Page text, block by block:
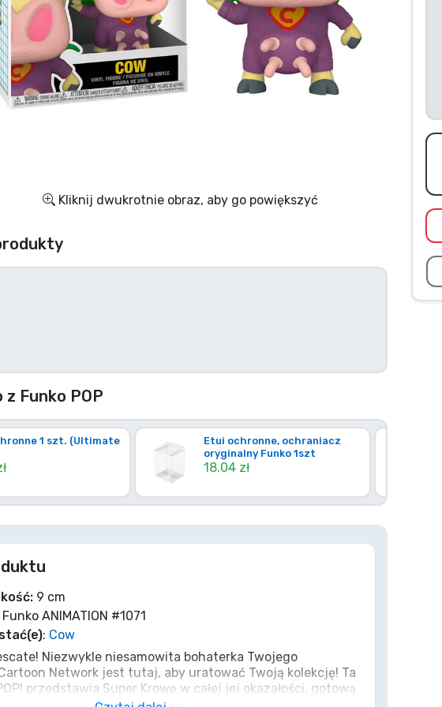
Kliknij dwukrotnie obraz, aby go powiększyć
z Funko POP
1 szt. (Ultimate
Etui ochronne, ochraniacz
oryginalny Funko 1szt
18.04 zł
9 cm
Funko ANIMATION #1071
: Cow
Niezwykle niesamowita bohaterka Twojego
Network jest tutaj, aby uratować Twoją kolekcję! Ta
przedstawia Super Krowę w całej jej okazałości, gotową